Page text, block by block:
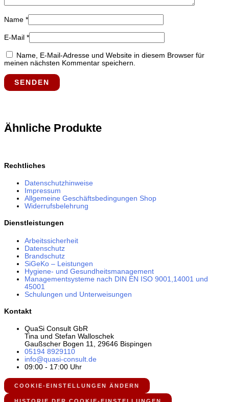
Name *
E-Mail *
Name, E-Mail-Adresse und Website in diesem Browser für
meinen nächsten Kommentar speichern.
Ähnliche Produkte
Rechtliches
Datenschutzhinweise
Impressum
Allgemeine Geschäftsbedingungen Shop
Widerrufsbelehrung
Dienstleistungen
Arbeitssicherheit
Datenschutz
Brandschutz
SiGeKo – Leistungen
Hygiene- und Gesundheitsmanagement
Managementsysteme nach DIN EN ISO 9001,14001 und
45001
Schulungen und Unterweisungen
Kontakt
QuaSi Consult GbR
Tina und Stefan Walloschek
Gaußscher Bogen 11, 29646 Bispingen
05194 8929110
info@quasi-consult.de
09:00 - 17:00 Uhr
COOKIE-EINSTELLUNGEN ÄNDERN